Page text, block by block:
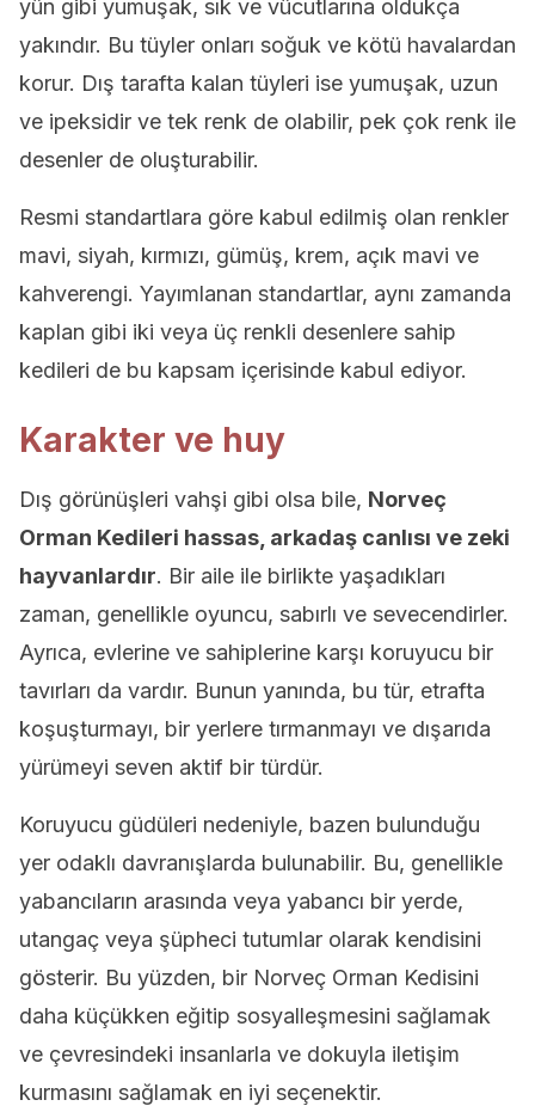
yün gibi yumuşak, sık ve vücutlarına oldukça
yakındır. Bu tüyler onları soğuk ve kötü havalardan
korur. Dış tarafta kalan tüyleri ise yumuşak, uzun
ve ipeksidir ve tek renk de olabilir, pek çok renk ile
desenler de oluşturabilir.
Resmi standartlara göre kabul edilmiş olan renkler
mavi, siyah, kırmızı, gümüş, krem, açık mavi ve
kahverengi. Yayımlanan standartlar, aynı zamanda
kaplan gibi iki veya üç renkli desenlere sahip
kedileri de bu kapsam içerisinde kabul ediyor.
Karakter ve huy
Dış görünüşleri vahşi gibi olsa bile, Norveç
Orman Kedileri hassas, arkadaş canlısı ve zeki
hayvanlardır. Bir aile ile birlikte yaşadıkları
zaman, genellikle oyuncu, sabırlı ve sevecendirler.
Ayrıca, evlerine ve sahiplerine karşı koruyucu bir
tavırları da vardır. Bunun yanında, bu tür, etrafta
koşuşturmayı, bir yerlere tırmanmayı ve dışarıda
yürümeyi seven aktif bir türdür.
Koruyucu güdüleri nedeniyle, bazen bulunduğu
yer odaklı davranışlarda bulunabilir. Bu, genellikle
yabancıların arasında veya yabancı bir yerde,
utangaç veya şüpheci tutumlar olarak kendisini
gösterir. Bu yüzden, bir Norveç Orman Kedisini
daha küçükken eğitip sosyalleşmesini sağlamak
ve çevresindeki insanlarla ve dokuyla iletişim
kurmasını sağlamak en iyi seçenektir.